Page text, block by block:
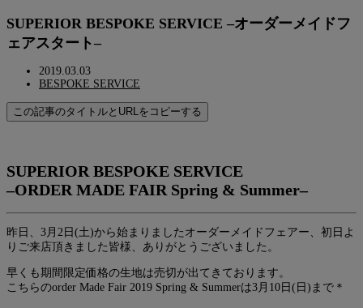
SUPERIOR BESPOKE SERVICE –オーダーメイドフ
ェアスタート–
2019.03.03
BESPOKE SERVICE
この記事のタイトルとURLをコピーする
SUPERIOR BESPOKE SERVICE
–ORDER MADE FAIR Spring & Summer–
昨日、3月2日(土)から始まりましたオーダーメイドフェアー、初日よ
りご来店頂きました皆様、ありがとうございました。
早くも期間限定価格の生地は売切が出てきております。
こちらのorder Made Fair 2019 Spring & Summerは3月10日(日)まで＊